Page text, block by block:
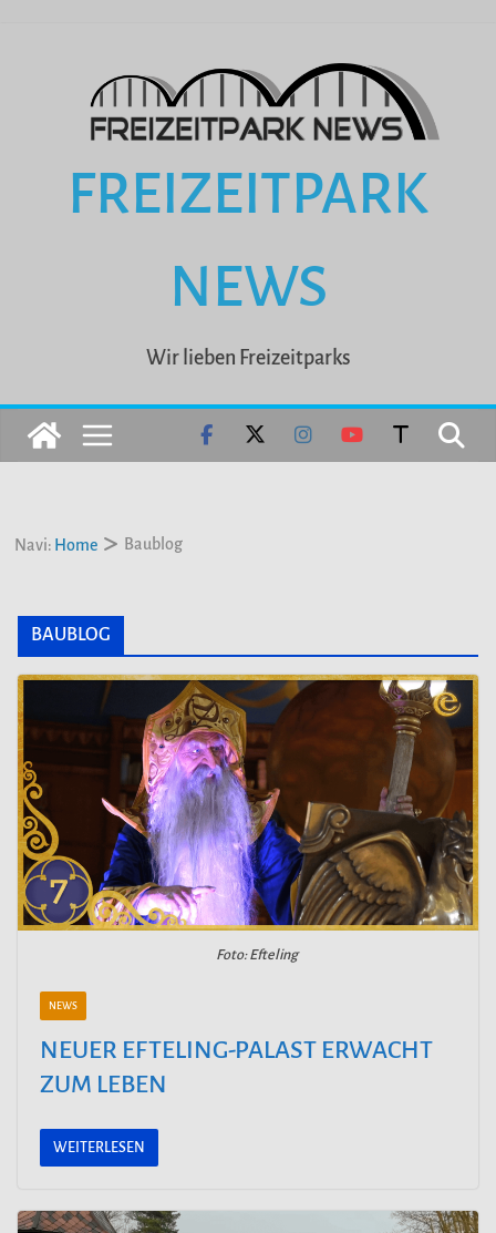
FREIZEITPARK
NEWS
Wir lieben Freizeitparks
Navi: Home Baublog
BAUBLOG
Foto: Efteling
NEWS
NEUER EFTELING-PALAST ERWACHT
ZUM LEBEN
WEITERLESEN